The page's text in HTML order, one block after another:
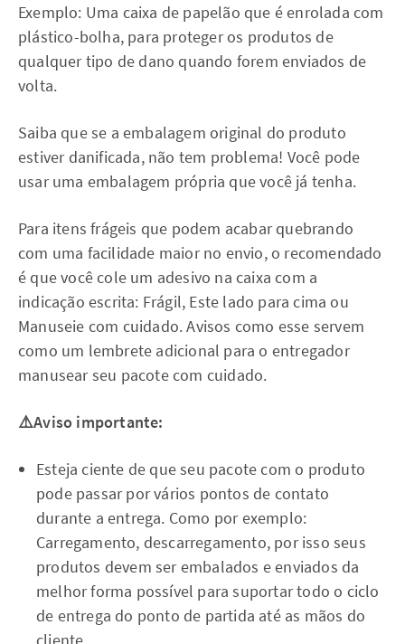
Exemplo: Uma caixa de papelão que é enrolada com
plástico-bolha, para proteger os produtos de
qualquer tipo de dano quando forem enviados de
volta.
Saiba que se a embalagem original do produto
estiver danificada, não tem problema! Você pode
usar uma embalagem própria que você já tenha.
Para itens frágeis que podem acabar quebrando
com uma facilidade maior no envio, o recomendado
é que você cole um adesivo na caixa com a
indicação escrita: Frágil, Este lado para cima ou
Manuseie com cuidado. Avisos como esse servem
como um lembrete adicional para o entregador
manusear seu pacote com cuidado.
⚠️Aviso importante:
Esteja ciente de que seu pacote com o produto
pode passar por vários pontos de contato
durante a entrega. Como por exemplo:
Carregamento, descarregamento, por isso seus
produtos devem ser embalados e enviados da
melhor forma possível para suportar todo o ciclo
de entrega do ponto de partida até as mãos do
cliente.